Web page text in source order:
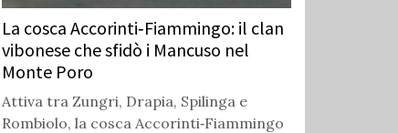
La cosca Accorinti‑Fiammingo: il clan
vibonese che sfidò i Mancuso nel
Monte Poro
Attiva tra Zungri, Drapia, Spilinga e
Rombiolo, la cosca Accorinti‑Fiammingo